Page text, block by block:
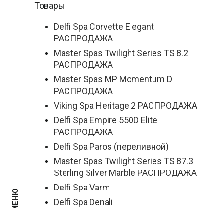
МЕНЮ
Товары
Delfi Spa Corvette Elegant
РАСПРОДАЖА
Master Spas Twilight Series TS 8.2
РАСПРОДАЖА
Master Spas MP Momentum D
РАСПРОДАЖА
Viking Spa Heritage 2 РАСПРОДАЖА
Delfi Spa Empire 550D Elite
РАСПРОДАЖА
Delfi Spa Paros (переливной)
Master Spas Twilight Series TS 87.3
Sterling Silver Marble РАСПРОДАЖА
Delfi Spa Varm
Delfi Spa Denali